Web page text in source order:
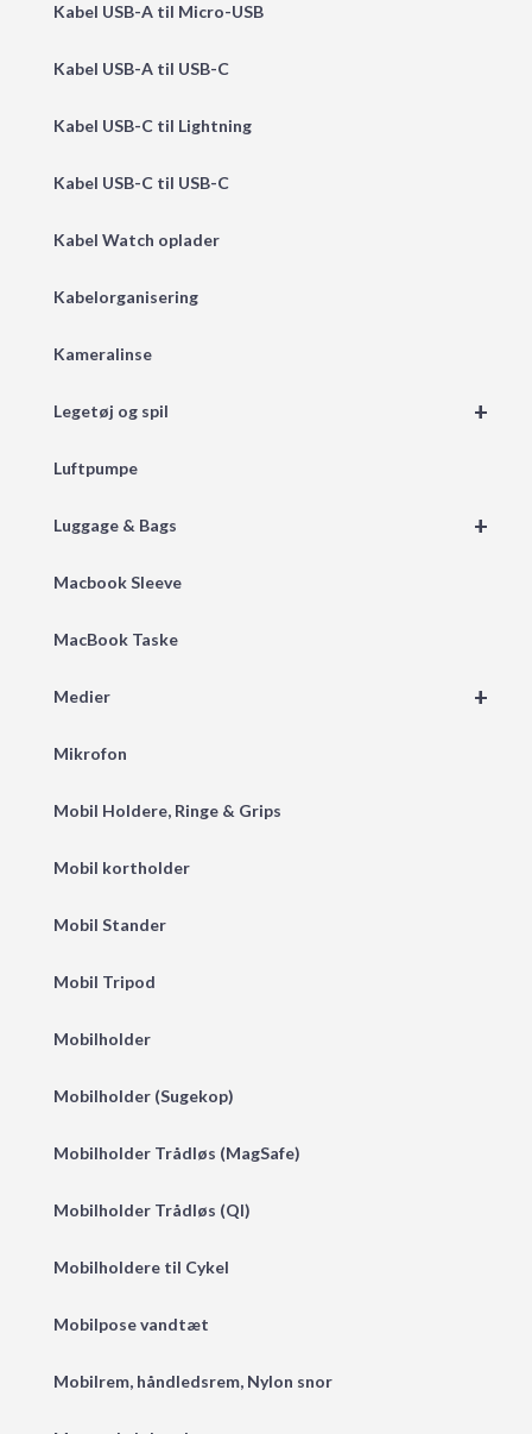
Kabel USB-A til Micro-USB
Kabel USB-A til USB-C
Kabel USB-C til Lightning
Kabel USB-C til USB-C
Kabel Watch oplader
Kabelorganisering
Kameralinse
+
Legetøj og spil
Luftpumpe
+
Luggage & Bags
Macbook Sleeve
MacBook Taske
+
Medier
Mikrofon
Mobil Holdere, Ringe & Grips
Mobil kortholder
Mobil Stander
Mobil Tripod
Mobilholder
Mobilholder (Sugekop)
Mobilholder Trådløs (MagSafe)
Mobilholder Trådløs (QI)
Mobilholdere til Cykel
Mobilpose vandtæt
Mobilrem, håndledsrem, Nylon snor